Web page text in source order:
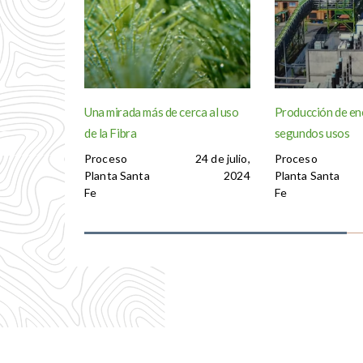
Una mirada más de cerca al uso
de la Fibra
Proceso
Planta Santa
Fe
24 de julio,
2024
Producción de
segundos usos
Proceso
Planta Santa
Fe